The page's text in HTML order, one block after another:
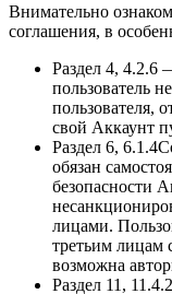
Внимательно
соглашения, в
Раздел 4, 4.2.6
пользователь
пользователя,
свой Аккаунт
Раздел 6,
обязан
безопасности
лицами.
третьим лицам
возможна
Раздел 11,